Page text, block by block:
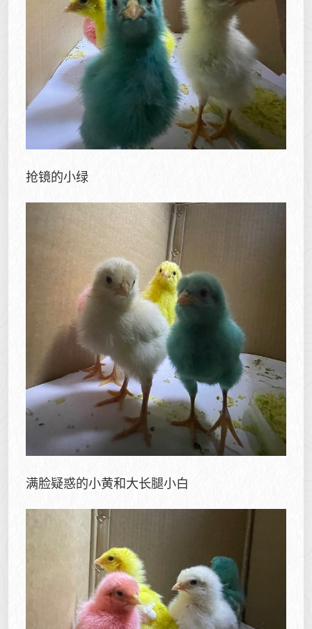
抢镜的小绿
满脸疑惑的小黄和大长腿小白